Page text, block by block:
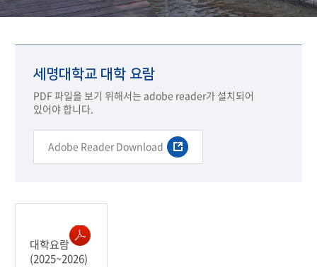
세명대학교 대학 요람
PDF 파일을 보기 위해서는 adobe reader가 설치되어
있어야 합니다.
Adobe Reader Download
대학요람
(2025~2026)